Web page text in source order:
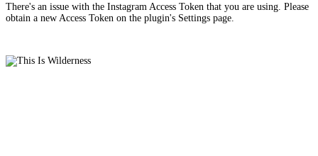
There's an issue with the Instagram Access Token that you are using. Please
obtain a new Access Token on the plugin's Settings page.